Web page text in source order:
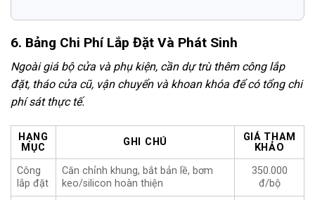
6. Bảng Chi Phí Lắp Đặt Và Phát Sinh
Ngoài giá bộ cửa và phụ kiện, cần dự trù thêm công lắp
đặt, tháo cửa cũ, vận chuyển và khoan khóa để có tổng chi
phí sát thực tế.
HẠNG
MỤC
GHI CHÚ
GIÁ THAM
KHẢO
Công
lắp đặt
Căn chỉnh khung, bắt bản lề, bơm
keo/silicon hoàn thiện
350.000
đ/bộ